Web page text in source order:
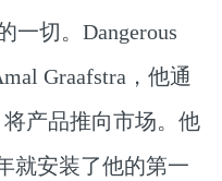
一切。Dangerous
Graafstra，他通
产品推向市场。他
就安装了他的第一